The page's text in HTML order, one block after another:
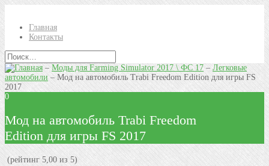
Главная
Контакты
–Моды для Farming Simulator 2017 \ ФС 17– Легковые
автомобили– Мод на автомобиль Trabi Freedom Edition для игры FS
2017
0
Мод на автомобиль Trabi Freedom
Edition для игры FS 2017
(рейтинг 5,00 из 5)